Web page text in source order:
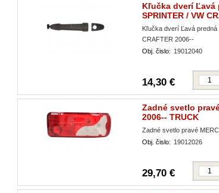
Kľučka dverí Ľavá
SPRINTER / VW
Kľučka dverí Ľavá predná
CRAFTER 2006--
Obj. čislo: 19012040
14,30 €
Zadné svetlo pravé
2006-- TRUCK
Zadné svetlo pravé
Obj. čislo: 19012026
29,70 €